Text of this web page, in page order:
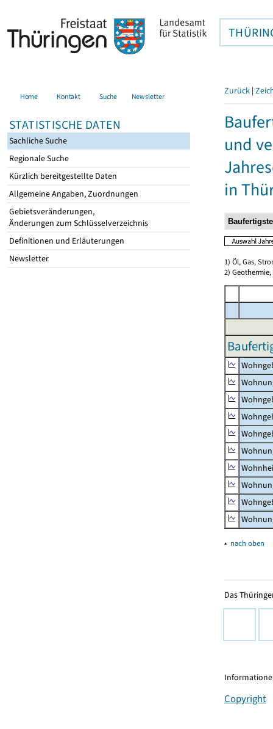
Home Kontakt Suche Newsletter
STATISTISCHE DATEN
Sachliche Suche
Regionale Suche
Kürzlich bereitgestellte Daten
Allgemeine Angaben, Zuordnungen
Gebietsveränderungen,
Änderungen zum Schlüsselverzeichnis
Definitionen und Erläuterungen
Newsletter
Zurück |
und
in
1) Öl, Gas,
2)
▴ nach oben
Das
Copyright